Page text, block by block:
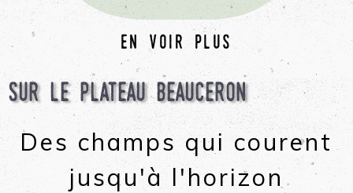
en voir plus
Sur le plateau Beauceron
Des champs qui courent
jusqu'à l'horizon